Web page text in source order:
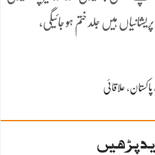
ہیں جلد ختم ہو جائیگی،
، پاکستان، علاقائی
پڑھیں